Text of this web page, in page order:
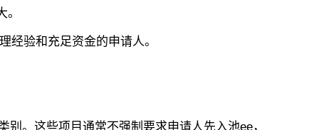
验和充足资金的申请人。
这些项目通常不强制要求申请人先入池ee，